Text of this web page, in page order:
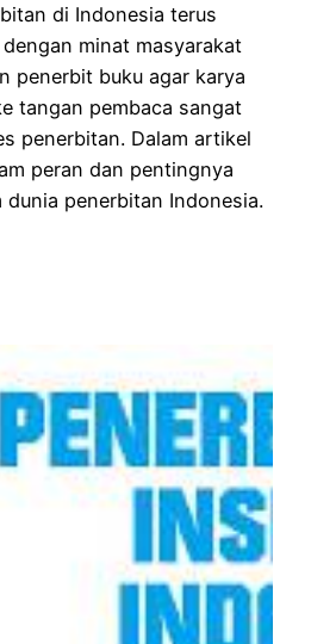
di Indonesia terus
minat masyarakat
penerbit buku agar karya
tangan pembaca sangat
penerbitan. Dalam artikel
peran dan pentingnya
dunia penerbitan Indonesia.